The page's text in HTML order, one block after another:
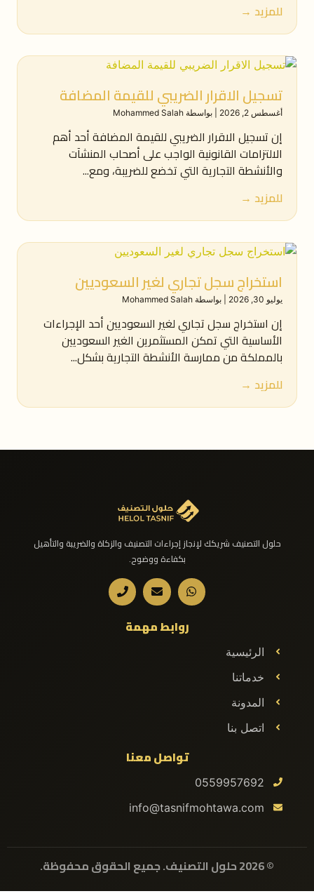
للمزيد →
تسجيل الاقرار الضريبي للقيمة المضافة
أغسطس 2, 2026 بواسطة Mohammed Salah
إن تسجيل الاقرار الضريبي للقيمة المضافة أحد أهم
الالتزامات القانونية الواجب على أصحاب المنشآت
والأنشطة التجارية التي تخضع للضريبة، ومع...
للمزيد →
استخراج سجل تجاري لغير السعوديين
يوليو 30, 2026 بواسطة Mohammed Salah
إن استخراج سجل تجاري لغير السعوديين أحد الإجراءات
الأساسية التي تمكن المستثمرين الغير السعوديين
بالمملكة من ممارسة الأنشطة التجارية بشكل...
للمزيد →
حلول التصنيف شريكك لإنجاز إجراءات التصنيف والزكاة والضريبة والتأهيل
بكفاءة ووضوح.
روابط مهمة
الرئيسية
خدماتنا
المدونة
اتصل بنا
تواصل معنا
0559957692
info@tasnifmohtawa.com
© 2026 حلول التصنيف. جميع الحقوق محفوظة.